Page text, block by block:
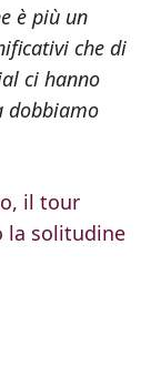
è più un
che di
ci hanno
dobbiamo
il tour
la solitudine